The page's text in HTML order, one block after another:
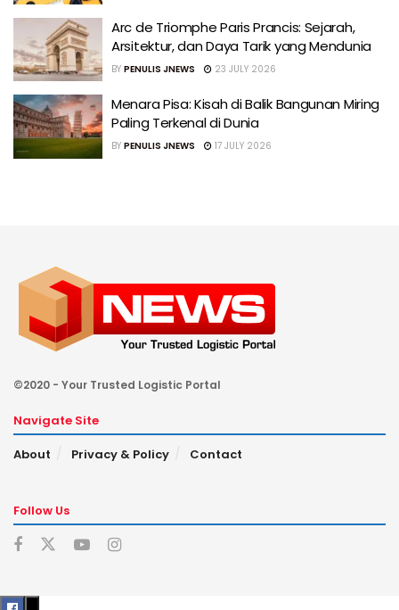
Arc de Triomphe Paris Prancis: Sejarah,
Arsitektur, dan Daya Tarik yang Mendunia
BY PENULIS JNEWS 23 JULY 2026
Menara Pisa: Kisah di Balik Bangunan Miring
Paling Terkenal di Dunia
BY PENULIS JNEWS 17 JULY 2026
©2020 - Your Trusted Logistic Portal
Navigate Site
About
Privacy & Policy Contact
Follow Us